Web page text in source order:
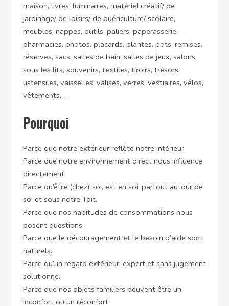
maison, livres, luminaires, matériel créatif/ de
jardinage/ de loisirs/ de puériculture/ scolaire,
meubles, nappes, outils, paliers, paperasserie,
pharmacies, photos, placards, plantes, pots, remises,
réserves, sacs, salles de bain, salles de jeux, salons,
sous les lits, souvenirs, textiles, tiroirs, trésors,
ustensiles, vaisselles, valises, verres, vestiaires, vélos,
vêtements,…
Pourquoi
Parce que notre extérieur reflète notre intérieur.
Parce que notre environnement direct nous influence
directement.
Parce qu’être (chez) soi, est en soi, partout autour de
soi et sous notre Toit.
Parce que nos habitudes de consommations nous
posent questions.
Parce que le découragement et le besoin d’aide sont
naturels.
Parce qu’un regard extérieur, expert et sans jugement
solutionne.
Parce que nos objets familiers peuvent être un
inconfort ou un réconfort.